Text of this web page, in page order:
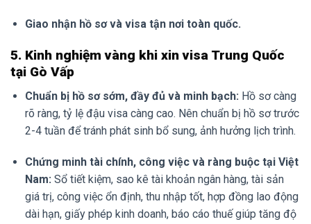
Giao nhận hồ sơ và visa tận nơi toàn quốc.
5. Kinh nghiệm vàng khi xin visa Trung Quốc
tại Gò Vấp
Chuẩn bị hồ sơ sớm, đầy đủ và minh bạch: Hồ sơ càng
rõ ràng, tỷ lệ đậu visa càng cao. Nên chuẩn bị hồ sơ trước
2-4 tuần để tránh phát sinh bổ sung, ảnh hưởng lịch trình.
Chứng minh tài chính, công việc và ràng buộc tại Việt
Nam: Sổ tiết kiệm, sao kê tài khoản ngân hàng, tài sản
giá trị, công việc ổn định, thu nhập tốt, hợp đồng lao động
dài hạn, giấy phép kinh doanh, báo cáo thuế giúp tăng độ